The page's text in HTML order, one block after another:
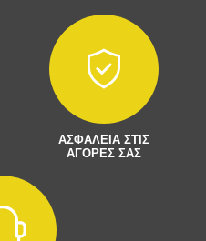
ΑΣΦΑΛΕΙΑ ΣΤΙΣ
ΑΓΟΡΕΣ ΣΑΣ